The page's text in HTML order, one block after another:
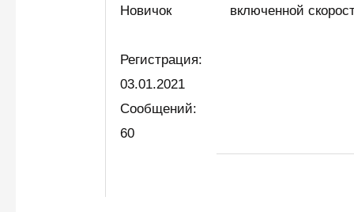
Новичок
Регистрация:
03.01.2021
Сообщений:
60
включенной